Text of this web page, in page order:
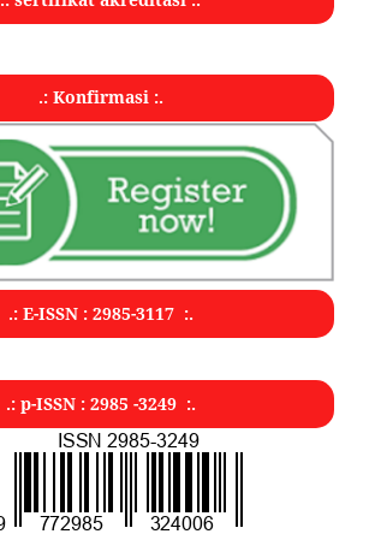
.: Konfirmasi :.
.: E-ISSN : 2985-3117 :.
.: p-ISSN : 2985 -3249 :.